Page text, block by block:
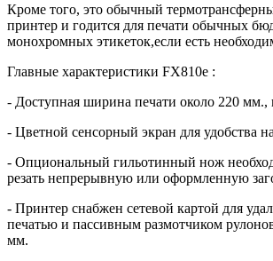
Кроме того, это обычный
принтер и годится для печати обычных
монохромных этикеток,если есть
Главные характеристики FX810e :
- Доступная ширина печати около 220 мм.,
- Цветной сенсорный экран для удобства
- Опциональный гильотинный нож
резать непрерывную или оформленную
- Принтер снабжен сетевой картой для
печатью и пассивным размотчиком
мм.